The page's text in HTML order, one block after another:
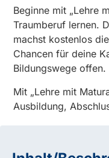
Beginne mit „Lehre
Traumberuf lernen.
machst kostenlos
Chancen für deine
Bildungswege offen.
Mit „Lehre mit
Ausbildung,